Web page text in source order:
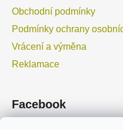
Obchodní podmínky
Podmínky ochrany
Vrácení a výměna
Reklamace
Facebook